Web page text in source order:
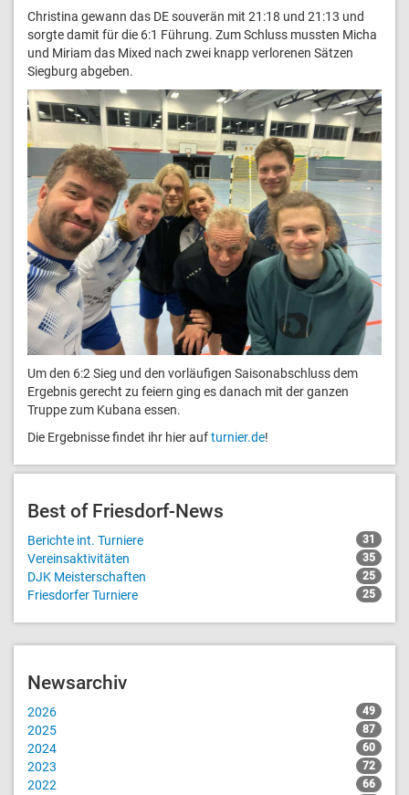
Christina gewann das DE souverän mit 21:18 und 21:13 und
sorgte damit für die 6:1 Führung. Zum Schluss mussten Micha
und Miriam das Mixed nach zwei knapp verlorenen Sätzen
Siegburg abgeben.
Um den 6:2 Sieg und den vorläufigen Saisonabschluss dem
Ergebnis gerecht zu feiern ging es danach mit der ganzen
Truppe zum Kubana essen.
Die Ergebnisse findet ihr hier aufturnier.de!
Best of Friesdorf-News
Berichte int. Turniere 31
Vereinsaktivitäten 35
DJK Meisterschaften 25
Friesdorfer Turniere 25
Newsarchiv
2026 49
2025 87
2024 60
2023 72
2022 66